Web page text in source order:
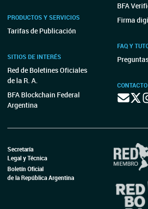
PRODUCTOS Y SERVICIOS
Tarifas de Publicación
SITIOS DE INTERÉS
Red de Boletines Oficiales
de la R. A.
BFA Blockchain Federal
Argentina
BFA
Firma
FAQ Y
CONTACTO
Secretaría
Legal y Técnica
Boletín Oficial
de la República Argentina